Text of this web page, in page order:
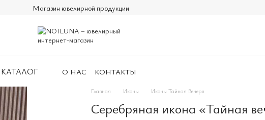
Магазин ювелирной продукции
КАТАЛОГ О НАС КОНТАКТЫ
Главная Иконы Иконы Тайная Вечеря
Серебряная икона «Тайная